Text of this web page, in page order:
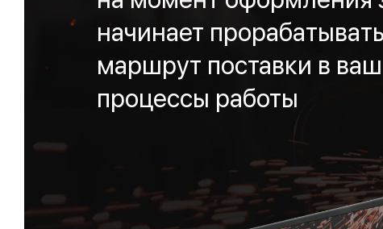
начинает
маршрут поставки в
процессы работы